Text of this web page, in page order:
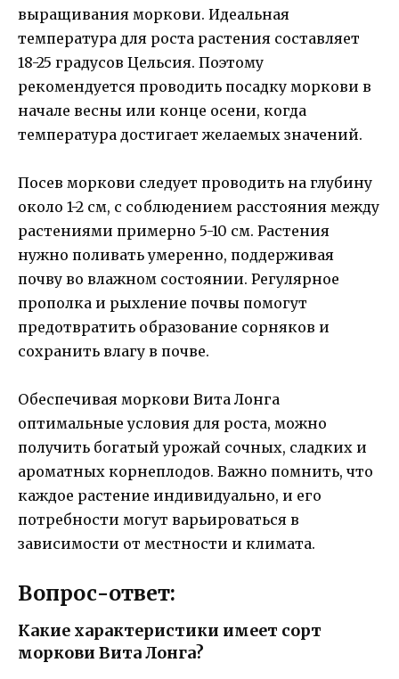
выращивания моркови. Идеальная
температура для роста растения составляет
18-25 градусов Цельсия. Поэтому
рекомендуется проводить посадку моркови в
начале весны или конце осени, когда
температура достигает желаемых значений.
Посев моркови следует проводить на глубину
около 1-2 см, с соблюдением расстояния между
растениями примерно 5-10 см. Растения
нужно поливать умеренно, поддерживая
почву во влажном состоянии. Регулярное
прополка и рыхление почвы помогут
предотвратить образование сорняков и
сохранить влагу в почве.
Обеспечивая моркови Вита Лонга
оптимальные условия для роста, можно
получить богатый урожай сочных, сладких и
ароматных корнеплодов. Важно помнить, что
каждое растение индивидуально, и его
потребности могут варьироваться в
зависимости от местности и климата.
Вопрос-ответ:
Какие характеристики имеет сорт
моркови Вита Лонга?